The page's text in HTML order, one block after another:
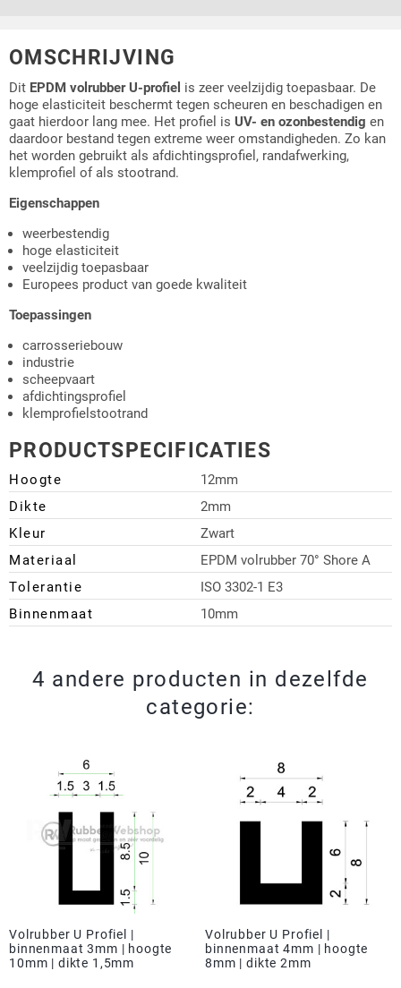
OMSCHRIJVING
Dit EPDM volrubber U-profiel is zeer veelzijdig toepasbaar. De
hoge elasticiteit beschermt tegen scheuren en beschadigen en
gaat hierdoor lang mee. Het profiel is UV- en ozonbestendig en
daardoor bestand tegen extreme weer omstandigheden. Zo kan
het worden gebruikt als afdichtingsprofiel, randafwerking,
klemprofiel of als stootrand.
Eigenschappen
weerbestendig
hoge elasticiteit
veelzijdig toepasbaar
Europees product van goede kwaliteit
Toepassingen
carrosseriebouw
industrie
scheepvaart
afdichtingsprofiel
klemprofielstootrand
PRODUCTSPECIFICATIES
Hoogte
12mm
Dikte
2mm
Kleur
Zwart
Materiaal
EPDM volrubber 70° Shore A
Tolerantie
ISO 3302-1 E3
Binnenmaat
10mm
4 andere producten in dezelfde
categorie:
Volrubber U Profiel |
binnenmaat 3mm | hoogte
10mm | dikte 1,5mm
Volrubber U Profiel |
binnenmaat 4mm | hoogte
8mm | dikte 2mm